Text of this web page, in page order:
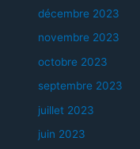
décembre 2023
novembre 2023
octobre 2023
septembre 2023
juillet 2023
juin 2023